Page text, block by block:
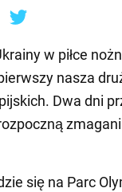
w piłce
nasza
Dwa dni
się na Parc